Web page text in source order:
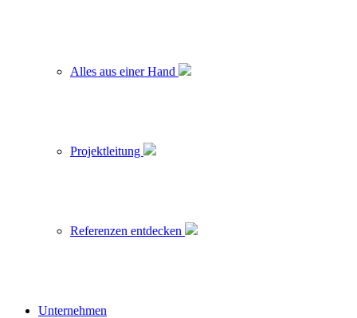
Alles aus einer Hand
Projektleitung
Referenzen entdecken
Unternehmen